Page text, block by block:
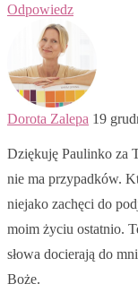
Odpowiedz
Dorota Zalepa 19
Dziękuję Paulinko za
nie ma przypadków.
niejako zachęci do
moim życiu ostatnio.
słowa docierają do
Boże.